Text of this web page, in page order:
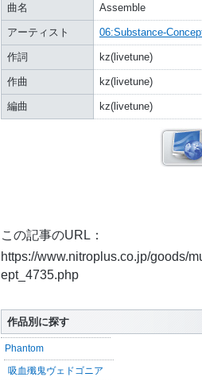
曲名 Assemble
アーティスト 06:Substance-
作詞 kz(livetune)
作曲 kz(livetune)
編曲 kz(livetune)
この記事のURL：
https://www.nitroplus.co.jp/goods/
ept_4735.php
作品別に探す
Phantom
吸血殲鬼ヴェドゴニア